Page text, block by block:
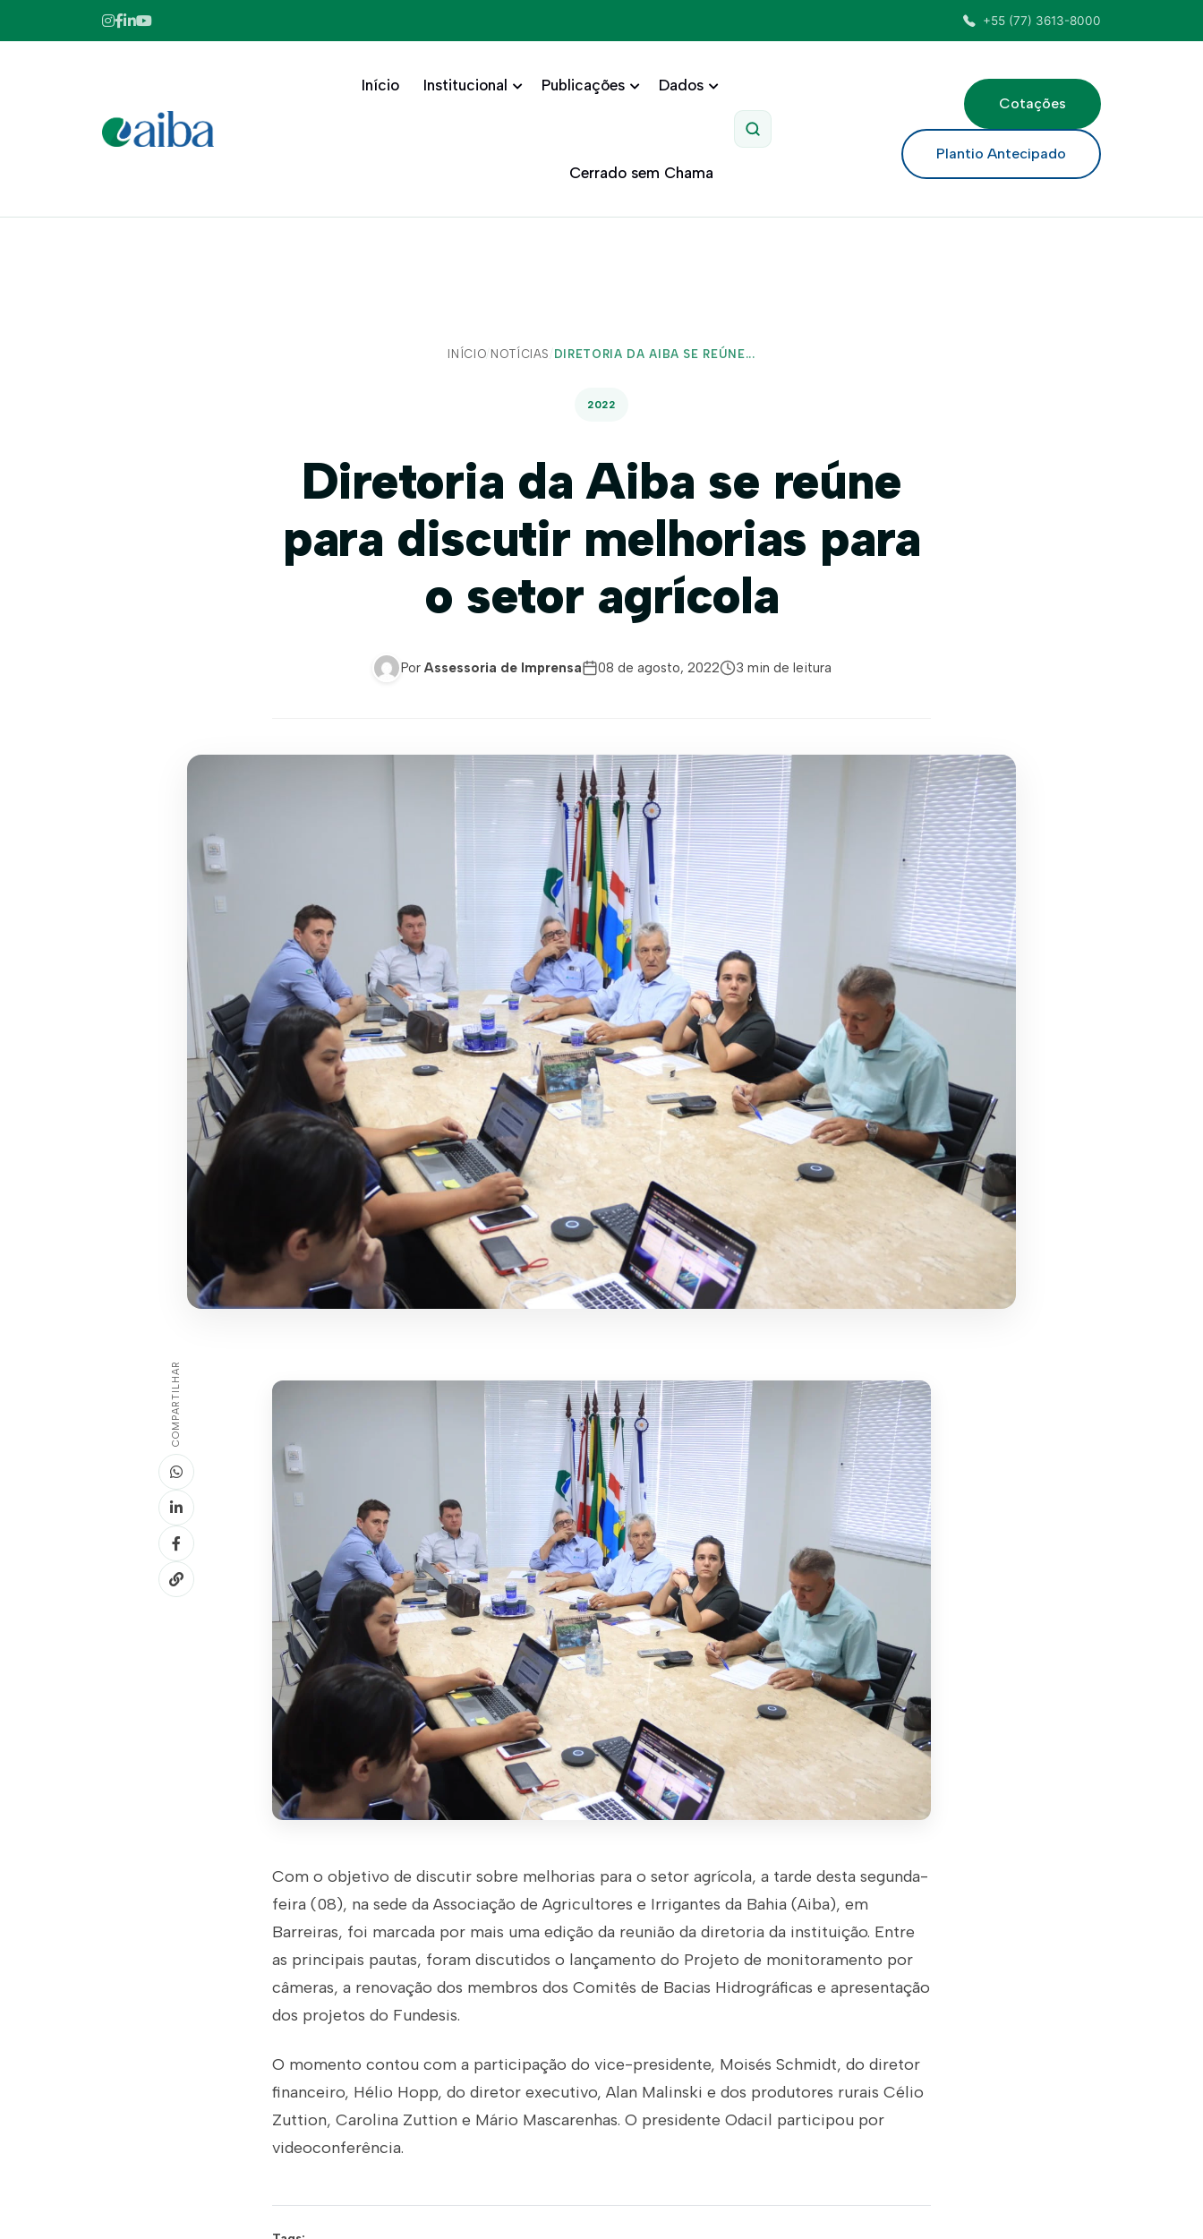
+55 (77) 3613-8000
Início Institucional Publicações Dados
Cerrado sem Chama
Pesquisar
Cotações
Plantio Antecipado
INÍCIO/ NOTÍCIAS / DIRETORIA DA AIBA SE REÚNE...
2022
Diretoria da Aiba se reúne
para discutir melhorias para
o setor agrícola
Por Assessoria de Imprensa 08 de agosto, 2022 3 min de leitura
COMPARTILHAR
Com o objetivo de discutir sobre melhorias para o setor agrícola, a tarde desta segunda-
feira (08), na sede da Associação de Agricultores e Irrigantes da Bahia (Aiba), em
Barreiras, foi marcada por mais uma edição da reunião da diretoria da instituição. Entre
as principais pautas, foram discutidos o lançamento do Projeto de monitoramento por
câmeras, a renovação dos membros dos Comitês de Bacias Hidrográficas e apresentação
dos projetos do Fundesis.
O momento contou com a participação do vice-presidente, Moisés Schmidt, do diretor
financeiro, Hélio Hopp, do diretor executivo, Alan Malinski e dos produtores rurais Célio
Zuttion, Carolina Zuttion e Mário Mascarenhas. O presidente Odacil participou por
videoconferência.